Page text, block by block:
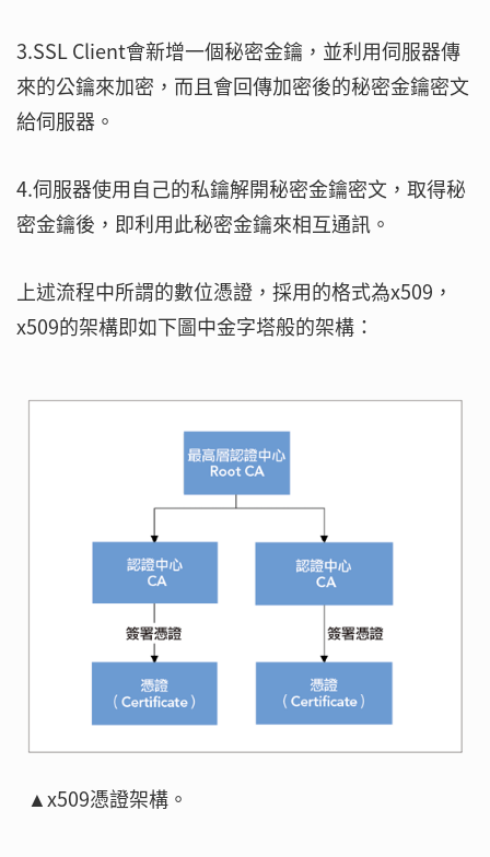
3.SSL Client會新增一個秘密金鑰，並利用伺服器傳
來的公鑰來加密，而且會回傳加密後的秘密金鑰密文
給伺服器。
4.伺服器使用自己的私鑰解開秘密金鑰密文，取得秘
密金鑰後，即利用此秘密金鑰來相互通訊。
上述流程中所謂的數位憑證，採用的格式為x509，
x509的架構即如下圖中金字塔般的架構：
▲x509憑證架構。